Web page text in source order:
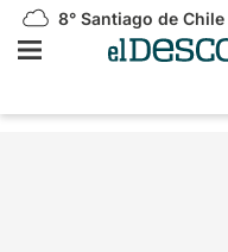
8° Santiago de Chile